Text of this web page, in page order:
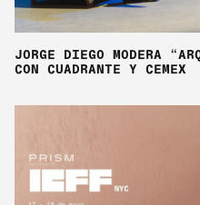
JORGE DIEGO MODERA
CON CUADRANTE Y CEMEX